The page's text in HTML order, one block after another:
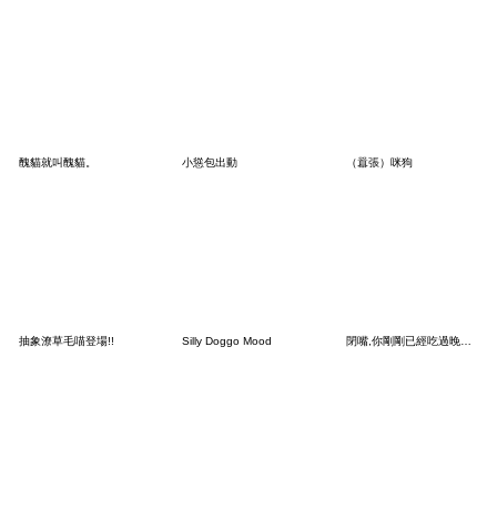
醜貓就叫醜貓。 小慫包出動 （囂張）咪狗
抽象潦草毛喵登場!! Silly Doggo Mood